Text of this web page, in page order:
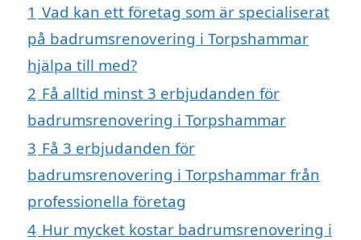
1 Vad kan ett företag som är specialiserat
på badrumsrenovering i Torpshammar
hjälpa till med?
2 Få alltid minst 3 erbjudanden för
badrumsrenovering i Torpshammar
3 Få 3 erbjudanden för
badrumsrenovering i Torpshammar från
professionella företag
4 Hur mycket kostar badrumsrenovering i